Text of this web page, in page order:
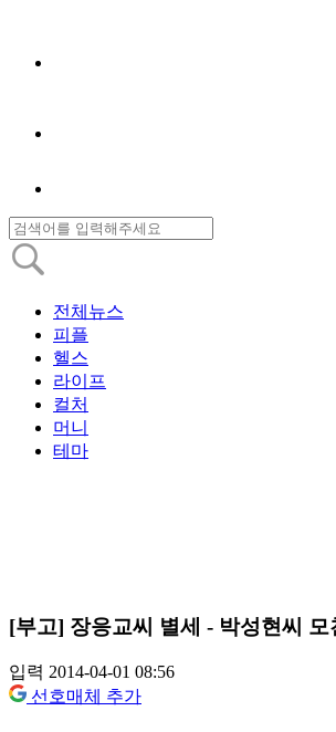
전체뉴스
피플
헬스
라이프
컬처
머니
테마
[부고] 장응교씨 별세 - 박성현씨 모
입력 2014-04-01 08:56
선호매체 추가